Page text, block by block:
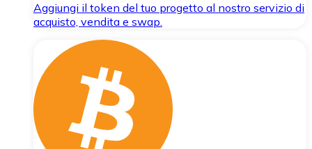
Aggiungi il token del tuo progetto al nostro servizio di
acquisto, vendita e swap.